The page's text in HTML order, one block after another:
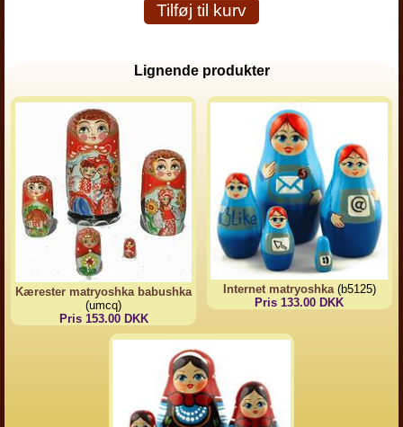
Tilføj til kurv
Lignende produkter
Kærester matryoshka babushka
(umcq)
Pris 153.00 DKK
Internet matryoshka(b5125)
Pris 133.00 DKK